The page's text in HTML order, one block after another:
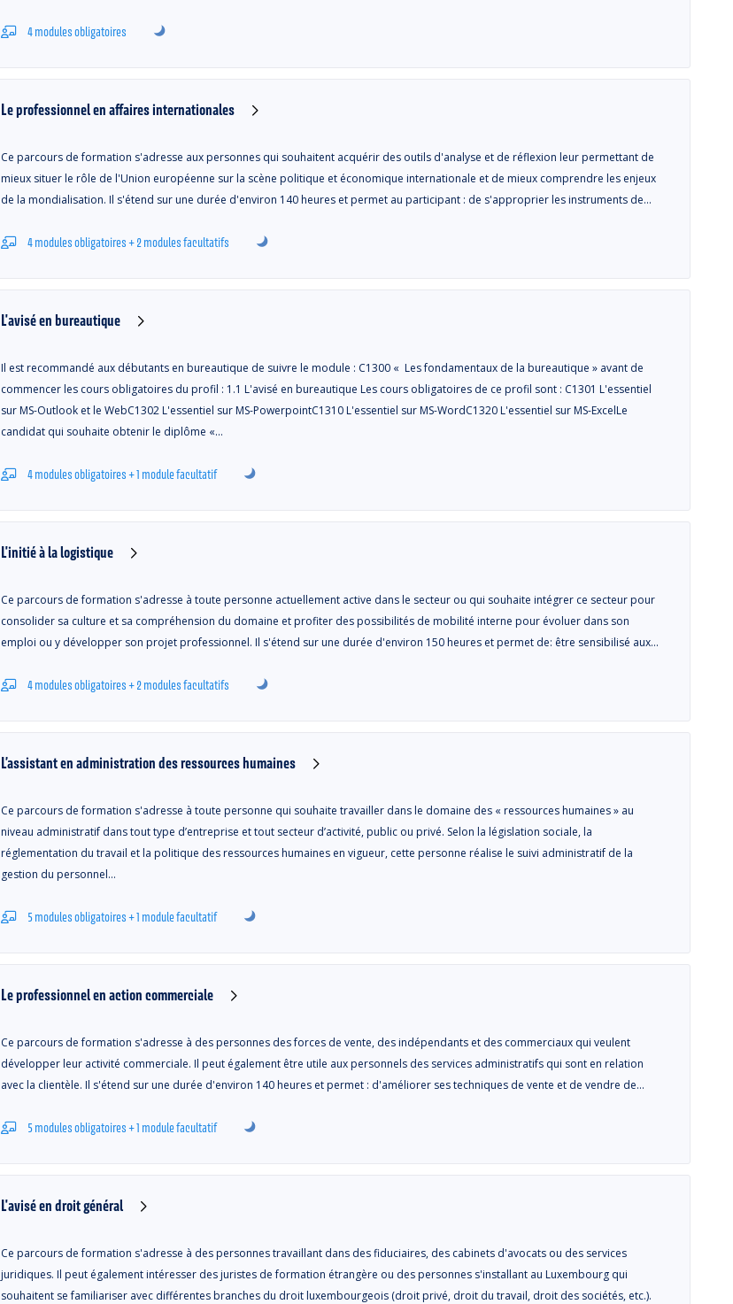
4 modules obligatoires
Le professionnel en affaires internationales
Ce parcours de formation s'adresse aux personnes qui souhaitent acquérir des outils d'analyse et de réflexion leur permettant de
mieux situer le rôle de l'Union européenne sur la scène politique et économique internationale et de mieux comprendre les enjeux
de la mondialisation. Il s'étend sur une durée d'environ 140 heures et permet au participant : de s'approprier les instruments de…
4 modules obligatoires + 2 modules facultatifs
L'avisé en bureautique
Il est recommandé aux débutants en bureautique de suivre le module : C1300 « Les fondamentaux de la bureautique » avant de
commencer les cours obligatoires du profil : 1.1 L'avisé en bureautique Les cours obligatoires de ce profil sont : C1301 L'essentiel
sur MS-Outlook et le WebC1302 L'essentiel sur MS-PowerpointC1310 L'essentiel sur MS-WordC1320 L'essentiel sur MS-ExcelLe
candidat qui souhaite obtenir le diplôme «…
4 modules obligatoires + 1 module facultatif
L'initié à la logistique
Ce parcours de formation s'adresse à toute personne actuellement active dans le secteur ou qui souhaite intégrer ce secteur pour
consolider sa culture et sa compréhension du domaine et profiter des possibilités de mobilité interne pour évoluer dans son
emploi ou y développer son projet professionnel. Il s'étend sur une durée d'environ 150 heures et permet de: être sensibilisé aux…
4 modules obligatoires + 2 modules facultatifs
L’assistant en administration des ressources humaines
Ce parcours de formation s'adresse à toute personne qui souhaite travailler dans le domaine des « ressources humaines » au
niveau administratif dans tout type d’entreprise et tout secteur d’activité, public ou privé. Selon la législation sociale, la
réglementation du travail et la politique des ressources humaines en vigueur, cette personne réalise le suivi administratif de la
gestion du personnel…
5 modules obligatoires + 1 module facultatif
Le professionnel en action commerciale
Ce parcours de formation s'adresse à des personnes des forces de vente, des indépendants et des commerciaux qui veulent
développer leur activité commerciale. Il peut également être utile aux personnels des services administratifs qui sont en relation
avec la clientèle. Il s'étend sur une durée d'environ 140 heures et permet : d'améliorer ses techniques de vente et de vendre de…
5 modules obligatoires + 1 module facultatif
L'avisé en droit général
Ce parcours de formation s'adresse à des personnes travaillant dans des fiduciaires, des cabinets d'avocats ou des services
juridiques. Il peut également intéresser des juristes de formation étrangère ou des personnes s'installant au Luxembourg qui
souhaitent se familiariser avec différentes branches du droit luxembourgeois (droit privé, droit du travail, droit des sociétés, etc.).